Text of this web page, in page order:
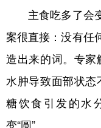
城市
彩票
公益 一
主食吃多了会变
案很直接：没有任
造出来的词。专家
水肿导致面部状态
糖饮食引发的水
变“圆”。